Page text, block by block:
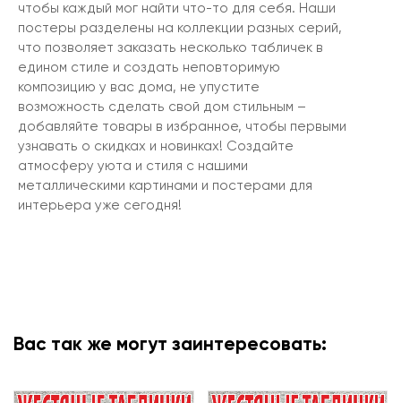
чтобы каждый мог найти что-то для себя. Наши
постеры разделены на коллекции разных серий,
что позволяет заказать несколько табличек в
едином стиле и создать неповторимую
композицию у вас дома, не упустите
возможность сделать свой дом стильным –
добавляйте товары в избранное, чтобы первыми
узнавать о скидках и новинках! Создайте
атмосферу уюта и стиля с нашими
металлическими картинами и постерами для
интерьера уже сегодня!
Вас так же могут заинтересовать: